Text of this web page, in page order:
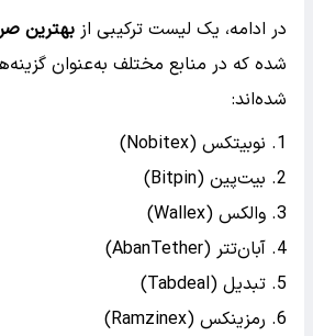
در ادامه، یک لیست ترکیبی از بهترین
شده که در منابع مختلف به‌عنوان
شده‌اند:
نوبیتکس (Nobitex)
بیت‌پین (Bitpin)
والکس (Wallex)
آبان‌تتر (AbanTether)
تبدیل (Tabdeal)
رمزینکس (Ramzinex)